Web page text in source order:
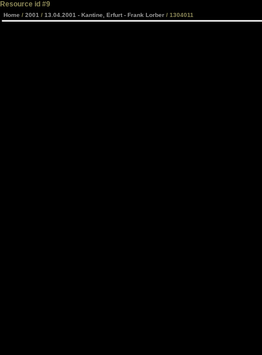
Resource id #9
Home / 2001 / 13.04.2001 - Kantine, Erfurt - Frank Lorber / 1304011